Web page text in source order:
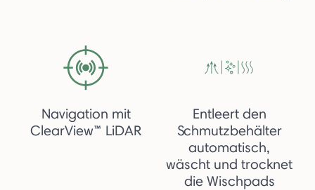
Navigation mit
ClearView™ LiDAR
Entleert den
Schmutzbehälter
automatisch,
wäscht und trocknet
die Wischpads